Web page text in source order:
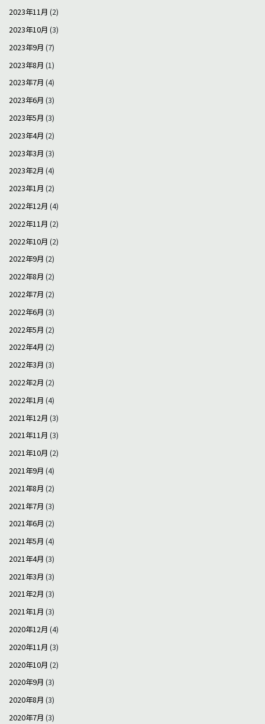
2023年11月 (2)
2023年10月 (3)
2023年9月 (7)
2023年8月 (1)
2023年7月 (4)
2023年6月 (3)
2023年5月 (3)
2023年4月 (2)
2023年3月 (3)
2023年2月 (4)
2023年1月 (2)
2022年12月 (4)
2022年11月 (2)
2022年10月 (2)
2022年9月 (2)
2022年8月 (2)
2022年7月 (2)
2022年6月 (3)
2022年5月 (2)
2022年4月 (2)
2022年3月 (3)
2022年2月 (2)
2022年1月 (4)
2021年12月 (3)
2021年11月 (3)
2021年10月 (2)
2021年9月 (4)
2021年8月 (2)
2021年7月 (3)
2021年6月 (2)
2021年5月 (4)
2021年4月 (3)
2021年3月 (3)
2021年2月 (3)
2021年1月 (3)
2020年12月 (4)
2020年11月 (3)
2020年10月 (2)
2020年9月 (3)
2020年8月 (3)
2020年7月 (3)